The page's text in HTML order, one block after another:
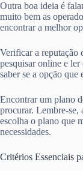
Outra boa ideia é
muito bem as
encontrar a melhor
Verificar a reputação
pesquisar online e
saber se a opção que
Encontrar um plano
procurar. Lembre-se,
escolha o plano que
necessidades.
Critérios Essenciais